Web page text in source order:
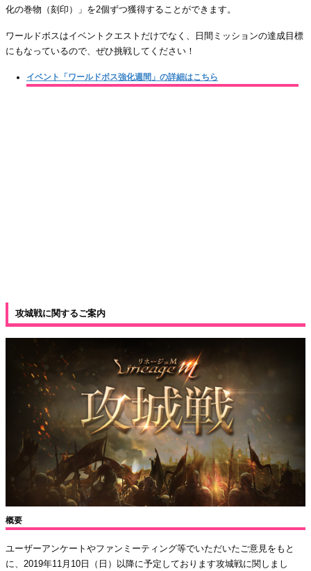
化の巻物（刻印）」を2個ずつ獲得することができます。
ワールドボスはイベントクエストだけでなく、日間ミッションの達成目標
にもなっているので、ぜひ挑戦してください！
イベント「ワールドボス強化週間」の詳細はこちら
攻城戦に関するご案内
概要
ユーザーアンケートやファンミーティング等でいただいたご意見をもと
に、2019年11月10日（日）以降に予定しております攻城戦に関しまし